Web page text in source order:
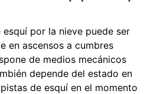
por la nieve puede ser
en ascensos a cumbres
de medios mecánicos
depende del estado en
de esquí en el momento